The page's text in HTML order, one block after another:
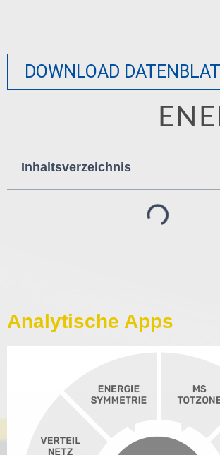
DOWNLOAD
Inhaltsverzeichnis
Analytische Apps